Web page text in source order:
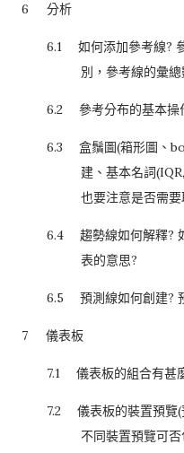
6 分析
6.1 如何添加參考線?
別，參考線的彙總
6.2 參考分布的基本操
6.3 盒鬚圖(箱形圖、
建、基本名詞
也要注意是否需
6.4 趨勢線如何解釋?
表的意思?
6.5 預測線如何創建?
7 儀表板
7.1 儀表板的組合有甚
7.2 儀表板的裝置預覽(
不同裝置預覽可